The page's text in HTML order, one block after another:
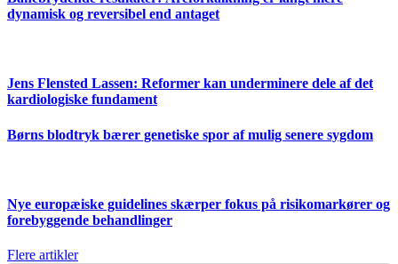
dynamisk og reversibel end antaget
Jens Flensted Lassen: Reformer kan underminere dele af det
kardiologiske fundament
Børns blodtryk bærer genetiske spor af mulig senere sygdom
Nye europæiske guidelines skærper fokus på risikomarkører og
forebyggende behandlinger
Flere artikler